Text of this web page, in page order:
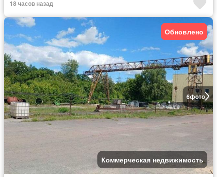
Полностью меблирована
18 часов назад
6фото
Обновлено
Коммерческая недвижимость